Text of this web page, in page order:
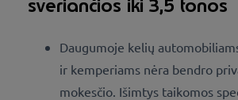
sveriančios iki 3,5 tonos
Daugumoje kelių
ir kemperiams nėra bendro
mokesčio. Išimtys taikomos